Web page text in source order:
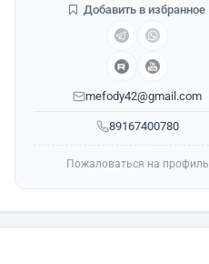
89167400780
mefody42@gmail.com
Добавить в избранное
Пожаловаться на профиль